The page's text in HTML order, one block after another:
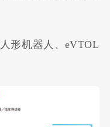
形机器人、eVTOL